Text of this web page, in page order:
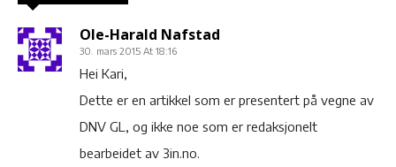
Ole-Harald Nafstad
30. mars 2015 At 18:16
Hei Kari,
Dette er en artikkel som er presentert på vegne av
DNV GL, og ikke noe som er redaksjonelt
bearbeidet av 3in.no.